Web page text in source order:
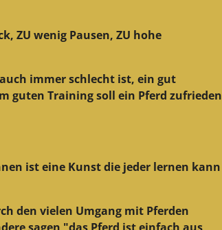
ZU wenig Pausen, ZU hohe
immer schlecht ist, ein gut
guten Training soll ein Pferd zufrieden
ist eine Kunst die jeder lernen kann
den vielen Umgang mit Pferden